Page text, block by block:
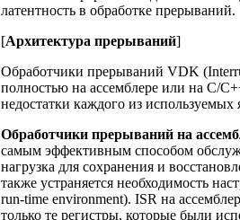
латентность в обработке прерываний.
[Архитектура прерываний]
Обработчики прерываний VDK
полностью на ассемблере или на C/
недостатки каждого из используемых
Обработчики прерываний на
самым эффективным способом
нагрузка для сохранения и
также устраняется необходимость
run-time environment). ISR на
только те регистры, которые были